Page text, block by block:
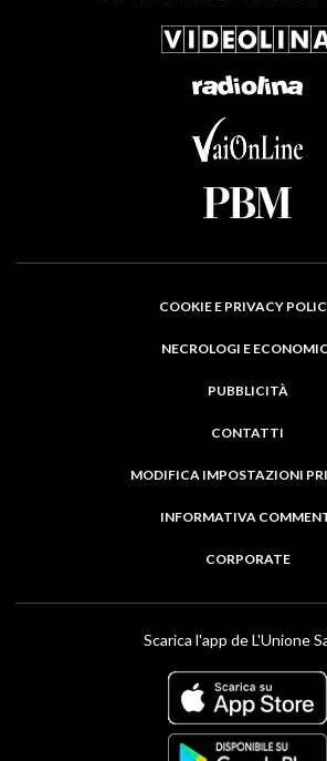
COOKIE E PRIVACY
NECROLOGI E
PUBBLICITÀ
CONTATTI
MODIFICA IMPOSTAZIONI
INFORMATIVA
CORPORATE
Scarica l'app de L'Unione